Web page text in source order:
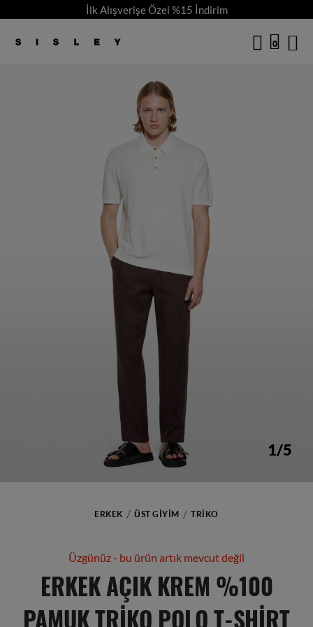
İlk Alışverişe Özel %15 İndirim
logo 0
1/5
/5
ERKEK ÜST GIYIM TRIKO
Üzgünüz - bu ürün artık mevcut değil
ERKEK AÇIK KREM %100
PAMUK TRIKO POLO T-SHIRT